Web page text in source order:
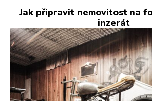
Jak připravit nemovitost na
inzerát